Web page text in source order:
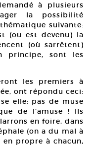
à plusieurs
la possibilité
suivante:
(ou est devenu) la
(où sarrêtent)
principe, sont les
les premiers à
ont répondu ceci:
elle: pas de muse
de l’amuse ! Ils
en foire, dans
(on a du mal à
propre à chacun,